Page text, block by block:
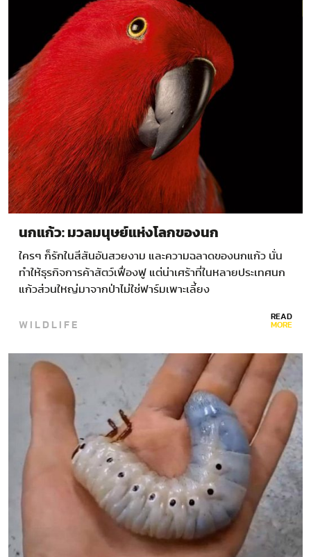
นกแก้ว: มวลมนุษย์แห่งโลกของนก
ใครๆ ก็รักในสีสันอันสวยงาม และความฉลาดของนกแก้ว นั่น
ทำให้ธุรกิจการค้าสัตว์เฟื่องฟู แต่น่าเศร้าที่ในหลายประเทศนก
แก้วส่วนใหญ่มาจากป่าไม่ใช่ฟาร์มเพาะเลี้ยง
WILDLIFE READ
MORE